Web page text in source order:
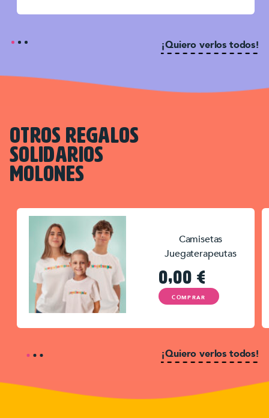
¡Quiero verlos todos!
OTROS REGALOS
SOLIDARIOS
MOLONES
Camisetas
Juegaterapeutas
0,00 €
COMPRAR
¡Quiero verlos todos!